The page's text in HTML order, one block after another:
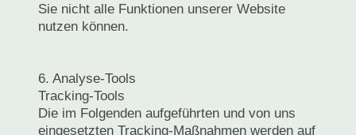
Sie nicht alle Funktionen unserer Website
nutzen können.
6. Analyse-Tools
Tracking-Tools
Die im Folgenden aufgeführten und von uns
eingesetzten Tracking-Maßnahmen werden auf